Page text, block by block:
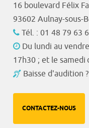
16 boulevard Félix
93602 Aulnay-sous-
Tél. : 01 48 79 63
Du lundi au
17h30 ; et le samedi
Baisse d'audition
CONTACTEZ-NOUS